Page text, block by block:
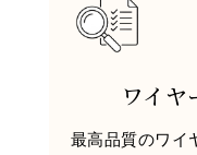
ワイヤ
最高品質のワイ